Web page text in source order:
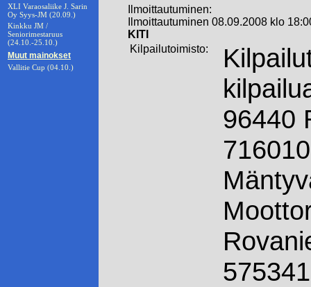
XLI Varaosaliike J. Sarin
Oy Syys-JM (20.09.)
Kinkku JM /
Seniorimestaruus
(24.10.-25.10.)
Muut mainokset
Vallitie Cup (04.10.)
Ilmoittautuminen:
Ilmoittautuminen 08.09.2008 klo
KITI
Kilpailutoimisto:
96440